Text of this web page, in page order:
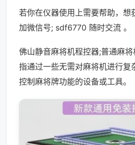
若你在仪器使用上需要帮助，想
加微信号; sdf6770 随时交流 。
佛山静音麻将机程控器;普通麻
指通过一些无需对麻将机进行复
控制麻将牌功能的设备或工具。